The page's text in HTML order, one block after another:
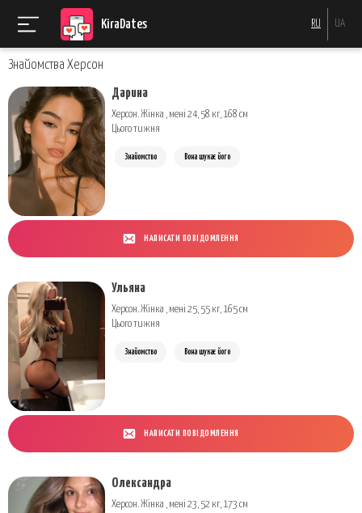
KiraDates RU UA
Знайомства Херсон
Дарина
Херсон. Жінка , мені 24, 58 кг, 168 см
Цього тижня
Знайомство Вона шукає його
НАПИСАТИ ПОВІДОМЛЕННЯ
Ульяна
Херсон. Жінка , мені 25, 55 кг, 165 см
Цього тижня
Знайомство Вона шукає його
НАПИСАТИ ПОВІДОМЛЕННЯ
Олександра
Херсон. Жінка , мені 23, 52 кг, 173 см